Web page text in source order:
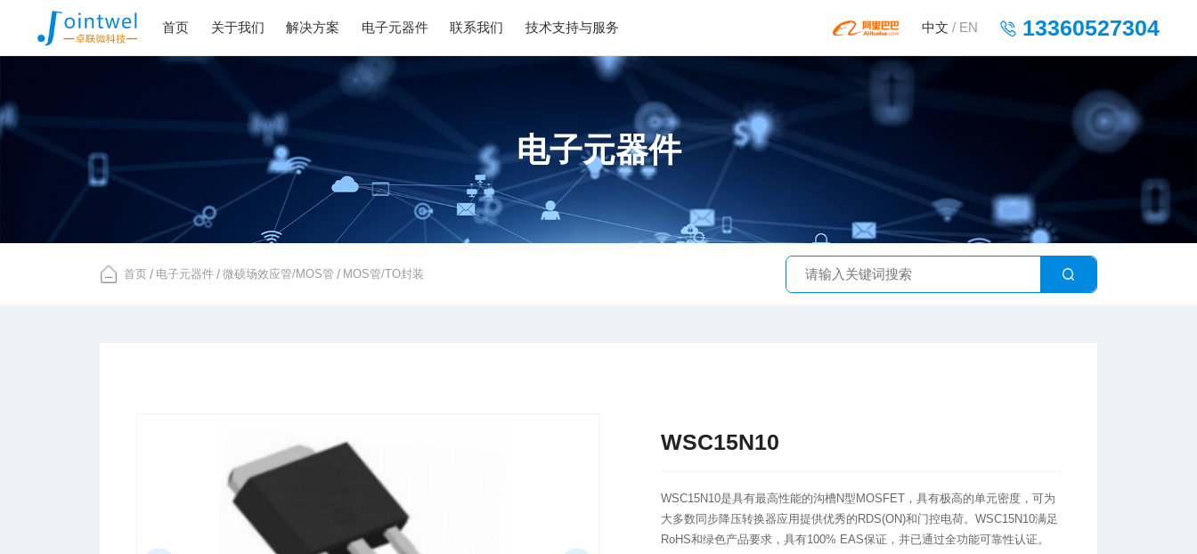
首页 关于我们 解决方案 电子元器件 联系我们 技术支持与服务 中文 / EN 13360527304
电子元器件
首页 / 电子元器件 / 微硕场效应管/MOS管 / MOS管/TO封装
WSC15N10
​WSC15N10是具有最高性能的沟槽N型MOSFET，具有极高的单元密度，可为
大多数同步降压转换器应用提供优秀的RDS(ON)和门控电荷。WSC15N10满足
RoHS和绿色产品要求，具有100% EAS保证，并已通过全功能可靠性认证。